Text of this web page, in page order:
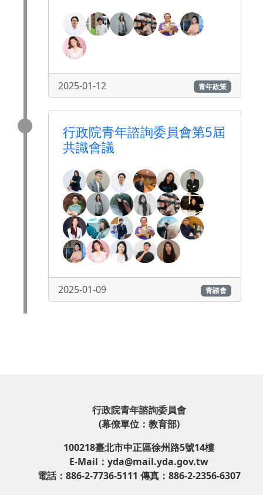
2025-01-12 青年政策
行政院青年諮詢委員會第5屆
共識會議
2025-01-09 青諮會
行政院青年諮詢委員會
(幕僚單位：教育部)
100218臺北市中正區徐州路5號14樓
E-Mail：yda@mail.yda.gov.tw
電話：886-2-7736-5111 傳真：886-2-2356-6307